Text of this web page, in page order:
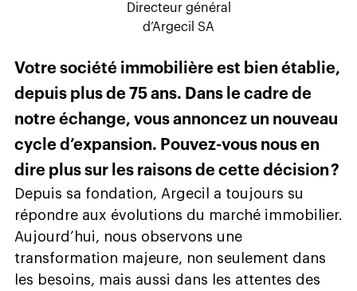
Directeur général
d’Argecil SA
Votre société immobilière est bien établie,
depuis plus de 75 ans. Dans le cadre de
notre échange, vous annoncez un nouveau
cycle d’expansion. Pouvez-vous nous en
dire plus sur les raisons de cette décision ?
Depuis sa fondation, Argecil a toujours su
répondre aux évolutions du marché immobilier.
Aujourd’hui, nous observons une
transformation majeure, non seulement dans
les besoins, mais aussi dans les attentes des